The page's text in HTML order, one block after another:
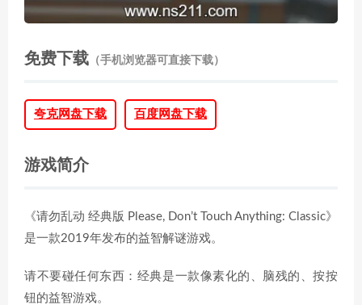
免费下载 （手机浏览器可直接下载）
夸克网盘下载 百度网盘下载
游戏简介
《请勿乱动 经典版 Please, Don’t Touch Anything: Classic》
是一款2019年发布的益智解谜游戏。
请不要碰任何东西：经典是一款像素化的、脑残的、按按
钮的益智游戏。